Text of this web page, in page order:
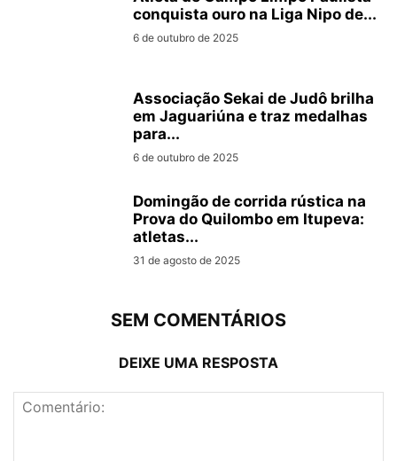
conquista ouro na Liga Nipo de...
6 de outubro de 2025
Associação Sekai de Judô brilha
em Jaguariúna e traz medalhas
para...
6 de outubro de 2025
Domingão de corrida rústica na
Prova do Quilombo em Itupeva:
atletas...
31 de agosto de 2025
SEM COMENTÁRIOS
DEIXE UMA RESPOSTA